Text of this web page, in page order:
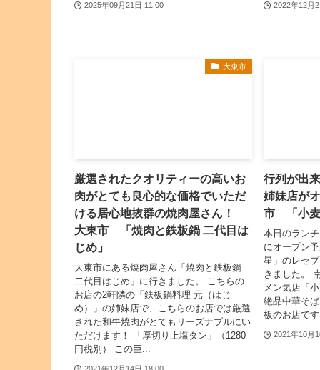
2025年09月21日 11:00 2022年12月
大東市
厳選されたクオリティーの高いお
肉がとても良心的な価格でいただ
ける居心地抜群の焼肉屋さん！
大東市 「焼肉と鉄板鍋 二代目は
じめ」
大東市にある焼肉屋さん「焼肉と鉄板鍋
二代目はじめ」に行きました。 こちらの
お店の2軒隣の「鉄板鍋料理 元（はじ
め）」の姉妹店で、こちらのお店では厳選
された和牛焼肉がとてもリーズナブルにい
ただけます！ 「厚切り上塩タン」（1280
円税別） この巨...
行列が出
姉妹店が
市 「小
本日のラン
にオープン
星」のレセ
きました。
メン気店「
絶品中華そ
板のお店で
2021年10月